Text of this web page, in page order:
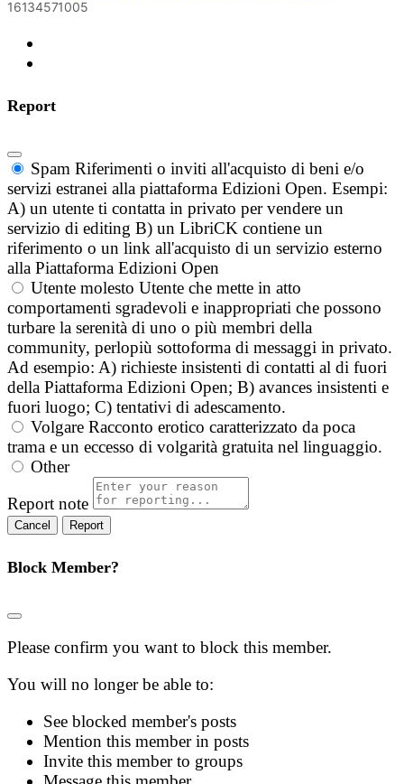
16134571005
Report
Spam Riferimenti o inviti all'acquisto di beni e/o
servizi estranei alla piattaforma Edizioni Open. Esempi:
A) un utente ti contatta in privato per vendere un
servizio di editing B) un LibriCK contiene un
riferimento o un link all'acquisto di un servizio esterno
alla Piattaforma Edizioni Open
Utente molesto Utente che mette in atto
comportamenti sgradevoli e inappropriati che possono
turbare la serenità di uno o più membri della
community, perlopiù sottoforma di messaggi in privato.
Ad esempio: A) richieste insistenti di contatti al di fuori
della Piattaforma Edizioni Open; B) avances insistenti e
fuori luogo; C) tentativi di adescamento.
Volgare Racconto erotico caratterizzato da poca
trama e un eccesso di volgarità gratuita nel linguaggio.
Other
Report note
Report
Block Member?
Please confirm you want to block this member.
You will no longer be able to:
See blocked member's posts
Mention this member in posts
Invite this member to groups